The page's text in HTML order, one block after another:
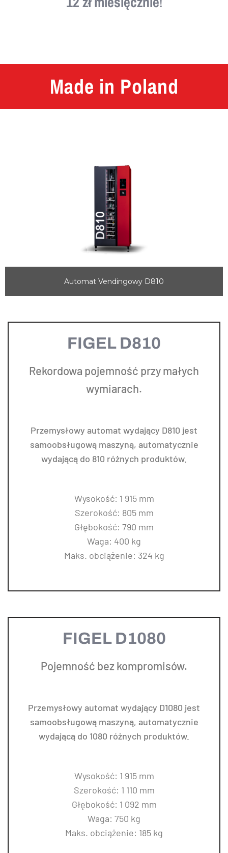
Made in Poland
Automat Vendingowy D810
FIGEL D810
Rekordowa pojemność przy małych
wymiarach.
Przemysłowy automat wydający D810 jest
samoobsługową maszyną, automatycznie
wydającą do 810 różnych produktów.
Wysokość: 1 915 mm
Szerokość: 805 mm
Głębokość: 790 mm
Waga: 400 kg
Maks. obciążenie: 324 kg
FIGEL D1080
Pojemność bez kompromisów.
Przemysłowy automat wydający D1080 jest
samoobsługową maszyną, automatycznie
wydającą do 1080 różnych produktów.
Wysokość: 1 915 mm
Szerokość: 1 110 mm
Głębokość: 1 092 mm
Waga: 750 kg
Maks. obciążenie: 185 kg